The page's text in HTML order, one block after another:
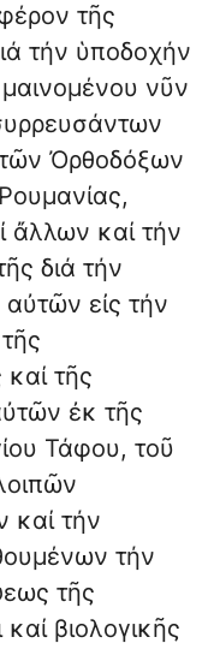
τῆς
τήν ὑποδοχήν
νῦν
Ὀρθοδόξων
ἄλλων καί τήν
διά τήν
εἰς τήν
τῆς
ἐκ τῆς
Τάφου, τοῦ
καί τήν
τήν
τῆς
βιολογικῆς